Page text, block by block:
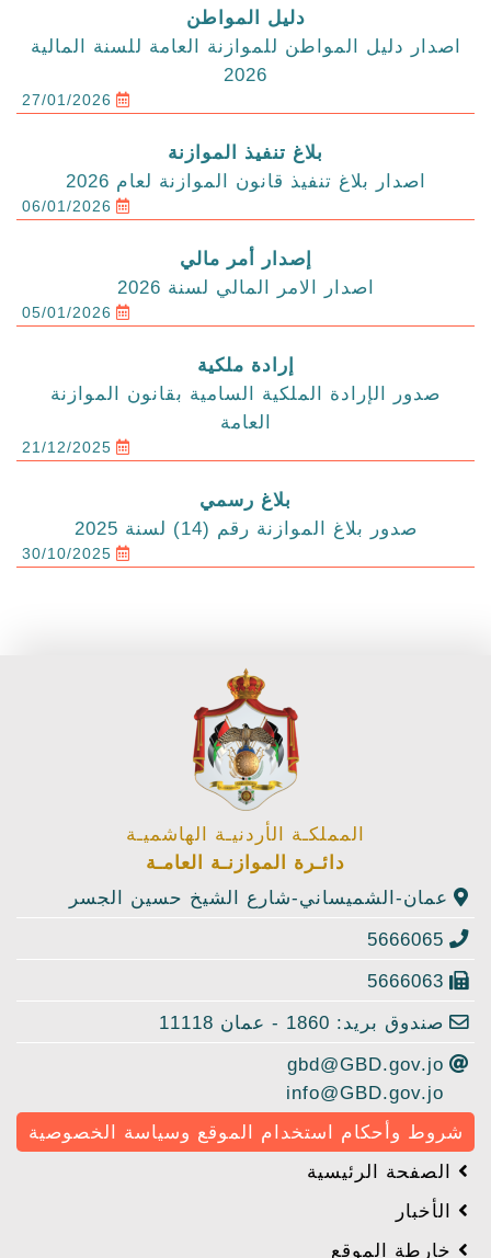
دليل المواطن
اصدار دليل المواطن للموازنة العامة للسنة المالية
2026
27/01/2026
بلاغ تنفيذ الموازنة
اصدار بلاغ تنفيذ قانون الموازنة لعام 2026
06/01/2026
إصدار أمر مالي
اصدار الامر المالي لسنة 2026
05/01/2026
إرادة ملكية
صدور الإرادة الملكية السامية بقانون الموازنة
العامة
21/12/2025
بلاغ رسمي
صدور بلاغ الموازنة رقم (14) لسنة 2025
30/10/2025
المملكـة الأردنيـة الهاشميـة
دائـرة الموازنـة العامـة
عمان-الشميساني-شارع الشيخ حسين الجسر
5666065
5666063
صندوق بريد: 1860 - عمان 11118
gbd@GBD.gov.jo
info@GBD.gov.jo
شروط وأحكام استخدام الموقع وسياسة الخصوصية
الصفحة الرئيسية
الأخبار
خارطة الموقع